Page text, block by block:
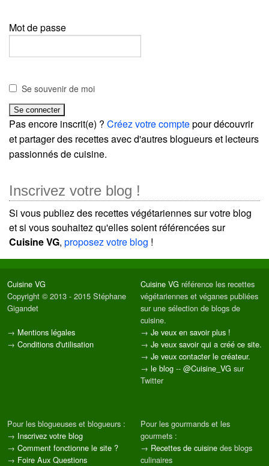
Mot de passe
Se souvenir de moi
Pas encore inscrit(e) ? Créez votre comptepour découvrir
et partager des recettes avec d'autres blogueurs et lecteurs
passionnés de cuisine.
Inscrivez votre blog !
Si vous publiez des recettes végétariennes sur votre blog
et si vous souhaitez qu'elles soient référencées sur
Cuisine VG, proposez votre blog !
Cuisine VG
Copyright © 2013 - 2015 Stéphane
Gigandet
→ Mentions légales
→ Conditions d'utilisation
Cuisine VG référence les recettes
végétariennes et véganes publiées
sur une sélection de blogs de
cuisine.
→ Je veux en savoir plus !
→ Je veux savoir qui a créé ce site.
→ Je veux contacter le créateur.
→ le blog -- @Cuisine_VG sur
Twitter
Pour les blogueuses et blogueurs :
→ Inscrivez votre blog
→ Comment fonctionne le site ?
→ Foire Aux Questions
Pour les gourmands et les
gourmets :
→ Recettes de cuisine des blogs
culinaires